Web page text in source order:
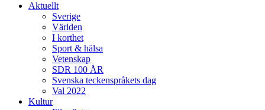
Aktuellt
Sverige
Världen
I korthet
Sport & hälsa
Vetenskap
SDR 100 ÅR
Svenska teckenspråkets dag
Val 2022
Kultur